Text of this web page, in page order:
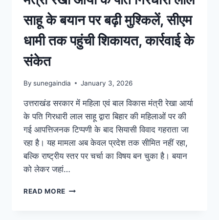
साहू के बयान पर बढ़ी मुश्किलें, सीएम
धामी तक पहुंची शिकायत, कार्रवाई के
संकेत
By sunegaindia January 3, 2026
उत्तराखंड सरकार में महिला एवं बाल विकास मंत्री रेखा आर्या
के पति गिरधारी लाल साहू द्वारा बिहार की महिलाओं पर की
गई आपत्तिजनक टिप्पणी के बाद सियासी विवाद गहराता जा
रहा है। यह मामला अब केवल प्रदेश तक सीमित नहीं रहा,
बल्कि राष्ट्रीय स्तर पर चर्चा का विषय बन चुका है। बयान
को लेकर जहां…
READ MORE